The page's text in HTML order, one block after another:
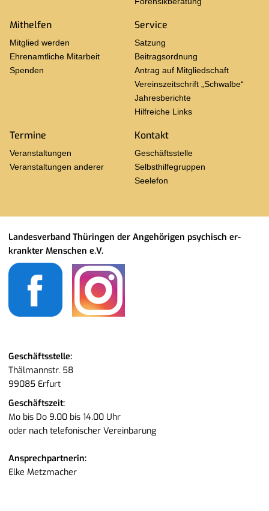
Mit­hel­fen
Mit­glied wer­den
Eh­ren­amt­li­che Mit­ar­beit
Spen­den
Ser­vice
Sat­zung
Bei­trags­ord­nung
An­trag auf Mit­glied­schaft
Ver­eins­zeit­schrift „Schwal­be“
Jah­res­be­rich­te
Hilf­rei­che Links
Ter­mi­ne
Ver­an­stal­tun­gen
Ver­an­stal­tun­gen an­de­rer
Kon­takt
Ge­schäfts­stel­le
Selbst­hil­fe­grup­pen
See­le­fon
Lan­des­ver­band Thü­rin­gen der An­ge­hö­ri­gen psy­chisch er­
krank­ter Men­schen e.V.
Ge­schäfts­stel­le:
Thäl­mann­str. 58
99085 Er­furt
Ge­schäfts­zeit:
Mo bis Do 9.00 bis 14.00 Uhr
oder nach te­le­fo­ni­scher Ver­ein­ba­rung
An­sprech­part­ne­rin:
Elke Metz­ma­cher